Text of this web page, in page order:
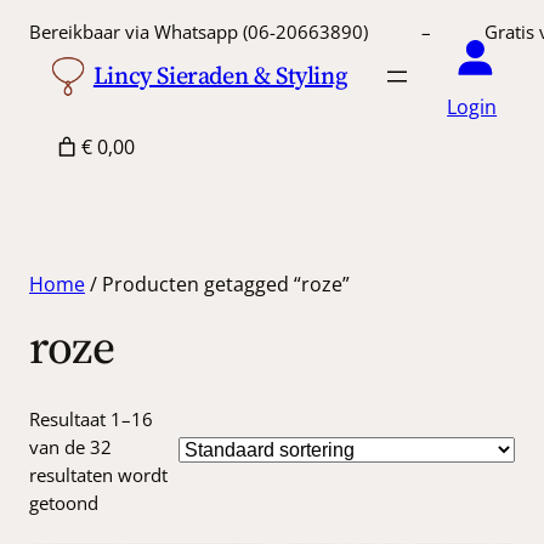
Bereikbaar via Whatsapp (06-20663890) –
Lincy Sieraden & Styling
Login
€ 0,00
Home/ Producten getagged “roze”
roze
Resultaat 1–16
van de 32
resultaten wordt
getoond